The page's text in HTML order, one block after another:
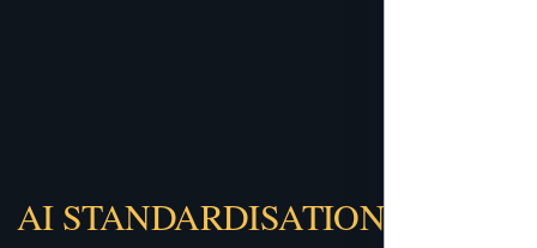
AI STANDARDISATION